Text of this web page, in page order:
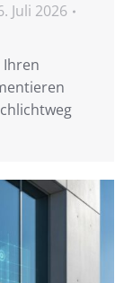
Juli 2026
Ihren